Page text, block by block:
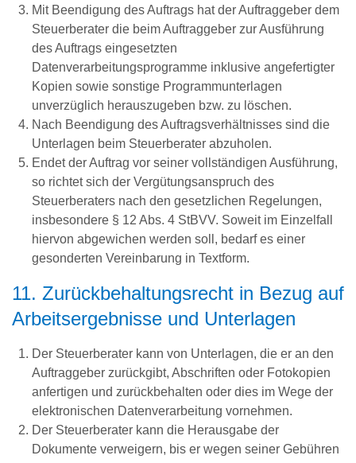
Mit Beendigung des Auftrags hat der Auftraggeber dem
Steuerberater die beim Auftraggeber zur Ausführung
des Auftrags eingesetzten
Datenverarbeitungsprogramme inklusive angefertigter
Kopien sowie sonstige Programmunterlagen
unverzüglich herauszugeben bzw. zu löschen.
Nach Beendigung des Auftragsverhältnisses sind die
Unterlagen beim Steuerberater abzuholen.
Endet der Auftrag vor seiner vollständigen Ausführung,
so richtet sich der Vergütungsanspruch des
Steuerberaters nach den gesetzlichen Regelungen,
insbesondere § 12 Abs. 4 StBVV. Soweit im Einzelfall
hiervon abgewichen werden soll, bedarf es einer
gesonderten Vereinbarung in Textform.
11. Zurückbehaltungsrecht in Bezug auf
Arbeitsergebnisse und Unterlagen
Der Steuerberater kann von Unterlagen, die er an den
Auftraggeber zurückgibt, Abschriften oder Fotokopien
anfertigen und zurückbehalten oder dies im Wege der
elektronischen Datenverarbeitung vornehmen.
Der Steuerberater kann die Herausgabe der
Dokumente verweigern, bis er wegen seiner Gebühren